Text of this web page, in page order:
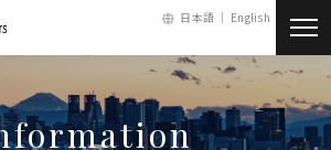
日本語 ｜ English
新着情報